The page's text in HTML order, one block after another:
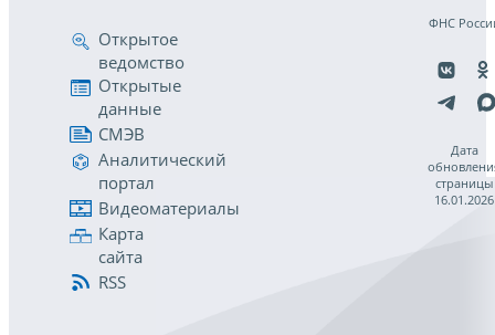
Открытое
ведомство
Открытые
данные
СМЭВ
Аналитический
портал
Видеоматериалы
Карта
сайта
RSS
ФНС
Дата
страницы
16.01.2026